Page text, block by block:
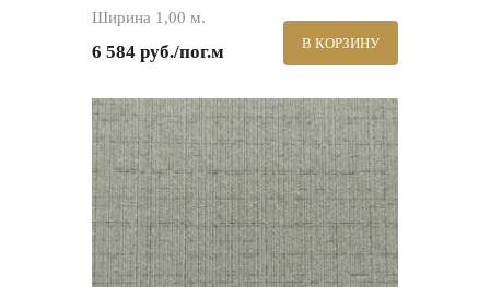
Ширина 1,00 м.
6 584 руб./пог.м В КОРЗИНУ